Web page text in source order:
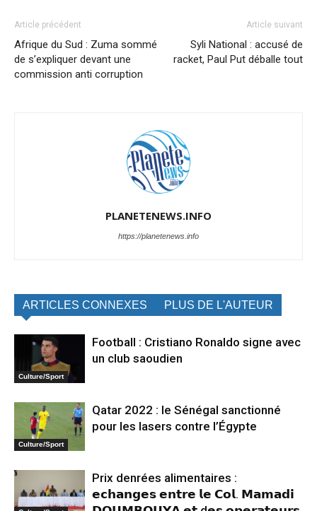
Article précédent
Afrique du Sud : Zuma sommé
de s’expliquer devant une
commission anti corruption
Article suivant
Syli National : accusé de
racket, Paul Put déballe tout
PLANETENEWS.INFO
https://planetenews.info
ARTICLES CONNEXES PLUS DE L'AUTEUR
Culture/Sport
Football : Cristiano Ronaldo signe avec
un club saoudien
Culture/Sport
Qatar 2022 : le Sénégal sanctionné
pour les lasers contre l’Égypte
Prix denrées alimentaires :
𝗲𝗰𝗵𝗮𝗻𝗴𝗲𝘀 𝗲𝗻𝘁𝗿𝗲 𝗹𝗲 𝗖𝗼𝗹. 𝗠𝗮𝗺𝗮𝗱𝗶